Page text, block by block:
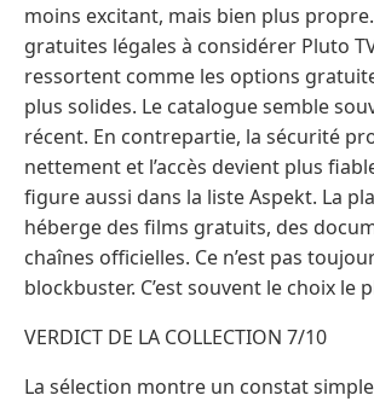
moins excitant, mais bien plus
gratuites légales à considérer Pluto
ressortent comme les options
plus solides. Le catalogue semble
récent. En contrepartie, la sécurité
nettement et l’accès devient plus
figure aussi dans la liste Aspekt. La
héberge des films gratuits, des
chaînes officielles. Ce n’est pas
blockbuster. C’est souvent le choix le
VERDICT DE LA COLLECTION 7/10
La sélection montre un constat